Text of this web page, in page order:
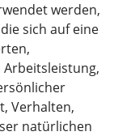
werden,
sich auf eine
Arbeitsleistung,
Verhalten,
natürlichen